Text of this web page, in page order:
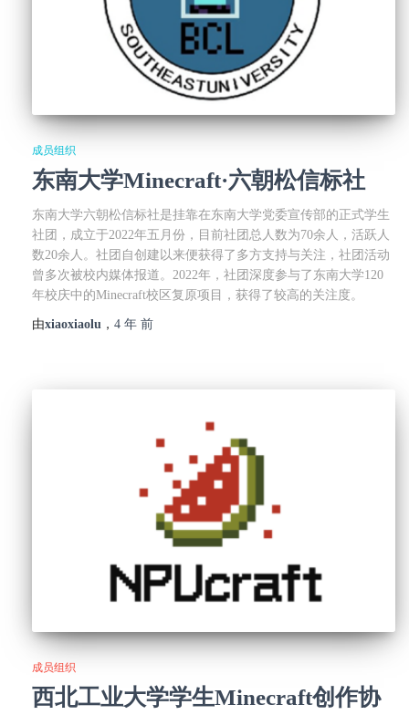
成员组织
东南大学Minecraft·六朝松信标社
东南大学六朝松信标社是挂靠在东南大学党委宣传部的正式学生
社团，成立于2022年五月份，目前社团总人数为70余人，活跃人
数20余人。社团自创建以来便获得了多方支持与关注，社团活动
曾多次被校内媒体报道。2022年，社团深度参与了东南大学120
年校庆中的Minecraft校区复原项目，获得了较高的关注度。
由xiaoxiaolu ， 4 年 前
成员组织
西北工业大学学生Minecraft创作协